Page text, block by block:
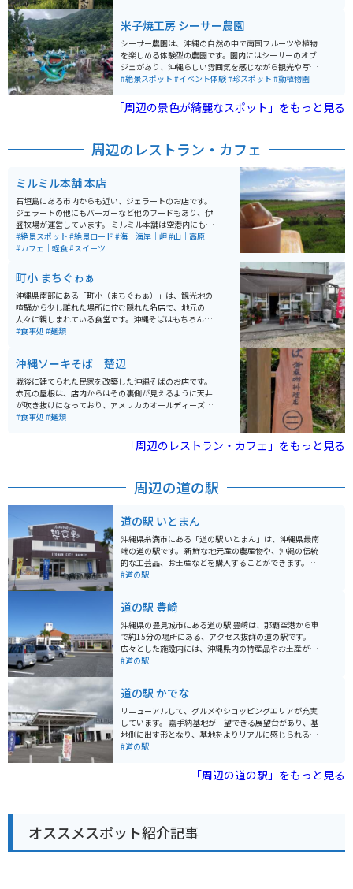
米子焼工房 シーサー農園
シーサー農園は、沖縄の自然の中で南国フルーツや植物
を楽しめる体験型の農園です。園内にはシーサーのオブ
ジェがあり、沖縄らしい雰囲気を感じながら観光や写真
撮影ができます。ゆったりとした環境で、気軽に立ち寄
停められるスペースもあるため、ツーリング中の休憩場
所としても利用しやすいのが特徴です。観光と休憩を兼
#絶景スポット #イベント体験#珍スポット #動植物園
「周辺の景色が綺麗なスポット」をもっと見る
周辺のレストラン・カフェ
ミルミル本舗 本店
石垣島にある市内からも近い、ジェラートのお店です。
ジェラートの他にもバーガーなど他のフードもあり、伊
盛牧場が運営しています。 ミルミル本舗は空港内にも店
舗がありますが、こちらの店舗は眺めがかなり良いで
す。店舗より敷地内がかなり広く、目の前の水平線を見
めることができるスポットです。
#絶景スポット #絶景ロード #海｜海岸｜岬#山｜高原
#カフェ｜軽食#スイーツ
町小 まちぐゎぁ
沖縄県南部にある「町小（まちぐゎぁ）」は、観光地の
喧騒から少し離れた場所に佇む隠れた名店で、地元の
人々に親しまれている食堂です。沖縄そばはもちろん、
新鮮な刺身や揚げたての天ぷら、さらにはデザートまで
距離も近く、沖縄ならではの温かい空気感を感じられま
す。 観光客でも気軽に入りやすく、旅の中でリアルな沖
縄の日常に触れられる貴重な一軒です。幹線道路から少
し入った立地のため、バイクでのアクセスもしやすく、
ツーリングの途中に立ち寄ってゆっくり食事を楽しむス
#食事処 #麺類
沖縄ソーキそば 楚辺
戦後に建てられた民家を改築した沖縄そばのお店です。
赤瓦の屋根は、店内からはその裏側が見えるように天井
が吹き抜けになっており、アメリカのオールディーズの
BGMとシャンデリアが特徴的です。 懐かしさの中にも新
柔らかく煮込まれた肉との相性が抜群。定番の三枚肉の
沖縄そばはもちろん、ソーキそば、てびちそば等もあり
#食事処 #麺類
「周辺のレストラン・カフェ」をもっと見る
周辺の道の駅
道の駅 いとまん
沖縄県糸満市にある「道の駅 いとまん」は、沖縄県最南
端の道の駅です。 新鮮な地元産の農産物や、沖縄の伝統
的な工芸品、お土産などを購入することができます。 特
に、併設されている「糸満漁業協同組合 魚販売センタ
イベントも開催されることがあるので、事前に確認して
おくと良いでしょう。 バイクで訪れる場合は、道の駅に
隣接する「糸満市観光農園」に、無料で利用できる屋根
付きのバイク駐輪場があるので安心です。 道の駅の周辺
には、沖縄戦の激戦地となった「平和祈念公園」や、美
美味しいものを楽しめる「道の駅 いとまん」は、沖縄観
光の拠点としてもおすすめです。
#道の駅
道の駅 豊崎
沖縄県の豊見城市にある道の駅 豊崎は、那覇空港から車
で約15分の場所にある、アクセス抜群の道の駅です。
広々とした施設内には、沖縄県内の特産品やお土産が購
入できる物産センターや、沖縄そばなどの沖縄料理が楽
駅 豊崎は、美しいビーチが広がる豊崎海浜公園に隣接し
ているのも魅力です。公園内には、遊歩道や展望台が整
備されており、青い海と空を眺めながら、のんびりと過
ごすことができます。夕日の絶景スポットとしても知ら
れており、ロマンチックなひとときを過ごしたい方にも
車場なので、バイクを停める場所にも困りません。道の
#道の駅
道の駅 かでな
リニューアルして、グルメやショッピングエリアが充実
しています。 嘉手納基地が一望できる展望台があり、基
地側に出す形となり、基地をよりリアルに感じられるよ
うになっています。 また3階には学習展示室もあり、平
中心に沖縄農産物やお土産も種類豊富に販売しておりま
#道の駅
「周辺の道の駅」をもっと見る
オススメスポット紹介記事